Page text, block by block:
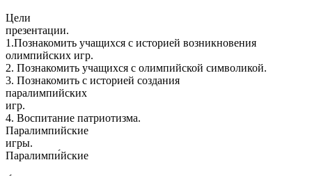
Цели
презентации.
1.Познакомить учащихся с историей возникновения
олимпийских игр.
2. Познакомить учащихся с олимпийской символикой.
3. Познакомить с историей создания
паралимпийских
игр.
4. Воспитание патриотизма.
Паралимпийские
игры.
Паралимпи́йские